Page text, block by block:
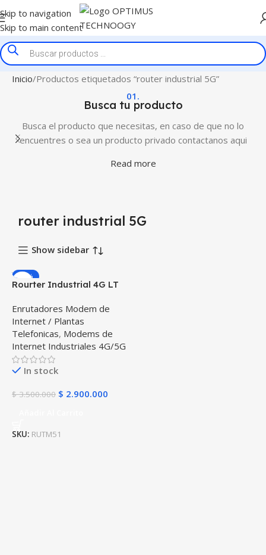
Skip to navigation
Skip to main content
Inicio Productos etiquetados “router industrial 5G”
01.
Busca tu producto
Busca el producto que necesitas, en caso de que no lo
encuentres o sea un producto privado contactanos aqui
Read more
router industrial 5G
Show sidebar
-17%
Rourter Industrial 4G LT
RUTM51, 5 puertos
Ethernet 10/100/1000
Mbps Wi-Fi 2.4GHz a
5GHz, Versión LATAM
Enrutadores Modem de
Internet / Plantas
Telefonicas, Modems de
Internet Industriales 4G/5G
In stock
$3.500.000 $ 2.900.000
SKU: RUTM51